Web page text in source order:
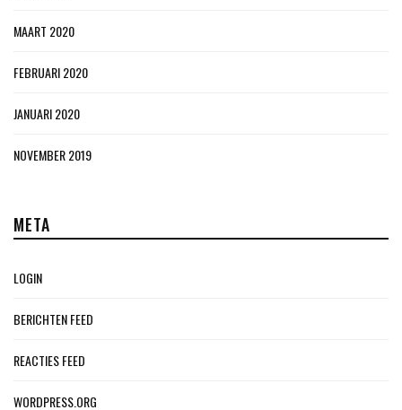
MAART 2020
FEBRUARI 2020
JANUARI 2020
NOVEMBER 2019
META
LOGIN
BERICHTEN FEED
REACTIES FEED
WORDPRESS.ORG